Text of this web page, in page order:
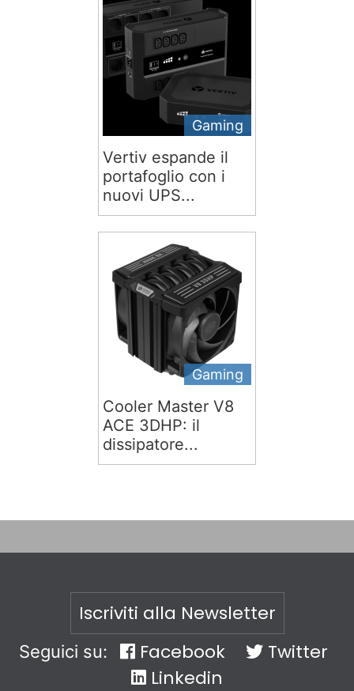
Gaming
Vertiv espande il
portafoglio con i
nuovi UPS...
Gaming
Cooler Master V8
ACE 3DHP: il
dissipatore...
Iscriviti alla Newsletter
Seguici su: Facebook
Twitter
Linkedin